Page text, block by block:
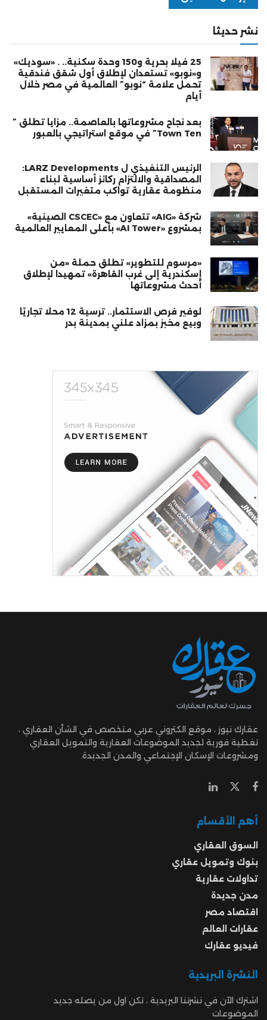
نشر حديثا
25 فيلا بحرية و150 وحدة سكنية.. . «سوديك»
و«نوبو» تستعدان لإطلاق أول شقق فندقية
تحمل علامة “نوبو” العالمية في مصر خلال
أيام
بعد نجاح مشروعاتها بالعاصمة.. مزايا تطلق ”
Town Ten” في موقع استراتيجي بالعبور
الرئيس التنفيذي ل LARZ Developments:
المصداقية والالتزام ركائز أساسية لبناء
منظومة عقارية تواكب متغيرات المستقبل
شركة «AIG» تتعاون مع «CSCEC الصينية»
بمشروع «AI Tower» بأعلى المعايير العالمية
«مرسوم للتطوير» تطلق حملة «من
إسكندرية إلى غرب القاهرة» تمهيدا لإطلاق
أحدث مشروعاتها
لوفير فرص الاستثمار.. ترسية 12 محلًا تجاريًا
وبيع مخبز بمزاد علني بمدينة بدر
عقارك نيوز ، موقع الكتروني عربي متخصص في الشأن العقاري ،
تغطية فورية لجديد الموضوعات العقارية والتمويل العقاري
ومشروعات الإسكان الإجتماعي والمدن الجديدة.
أهم الأقسام
السوق العقاري
بنوك وتمويل عقاري
تداولات عقارية
مدن جديدة
اقتصاد مصر
عقارات العالم
فيديو عقارك
النشرة البريدية
اشترك الآن في نشرتنا البريدية ، تكن اول من يصله جديد
الموضوعات